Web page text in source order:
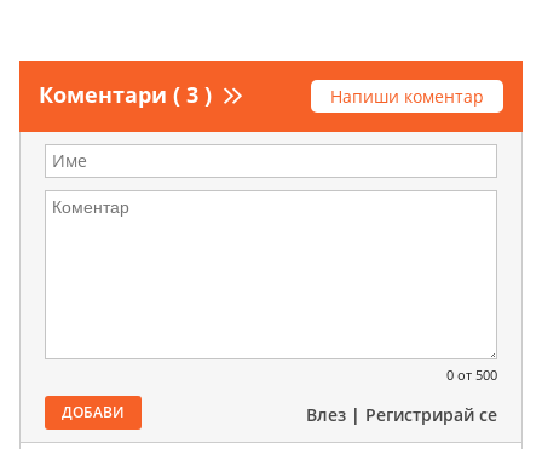
Коментари ( 3 ) Напиши коментар
0 от 500
ДОБАВИ Влез | Регистрирай се